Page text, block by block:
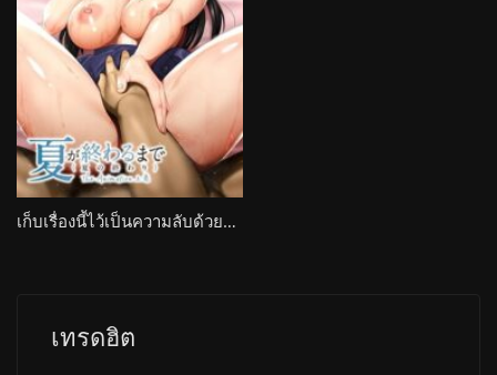
เก็บเรื่องนี้ไว้เป็นความลับด้วยนะ คุณครูแฟนหนูคงไม่อยากรู้แน่ๆ Natsu ga Owaru made Natsu no Owari The Animation
เทรดฮิต